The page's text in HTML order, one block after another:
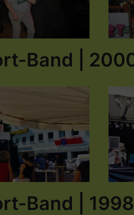
Band |
Band |